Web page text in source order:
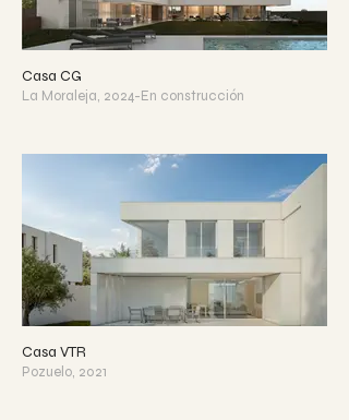
Casa CG
La Moraleja, 2024-En construcción
Casa VTR
Pozuelo, 2021